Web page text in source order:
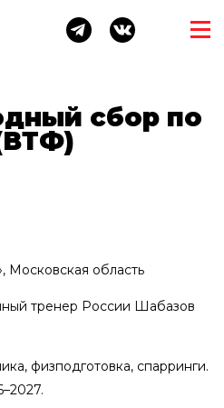
сбор по
Московская область
тренер России Шабазов
физподготовка, спарринги.